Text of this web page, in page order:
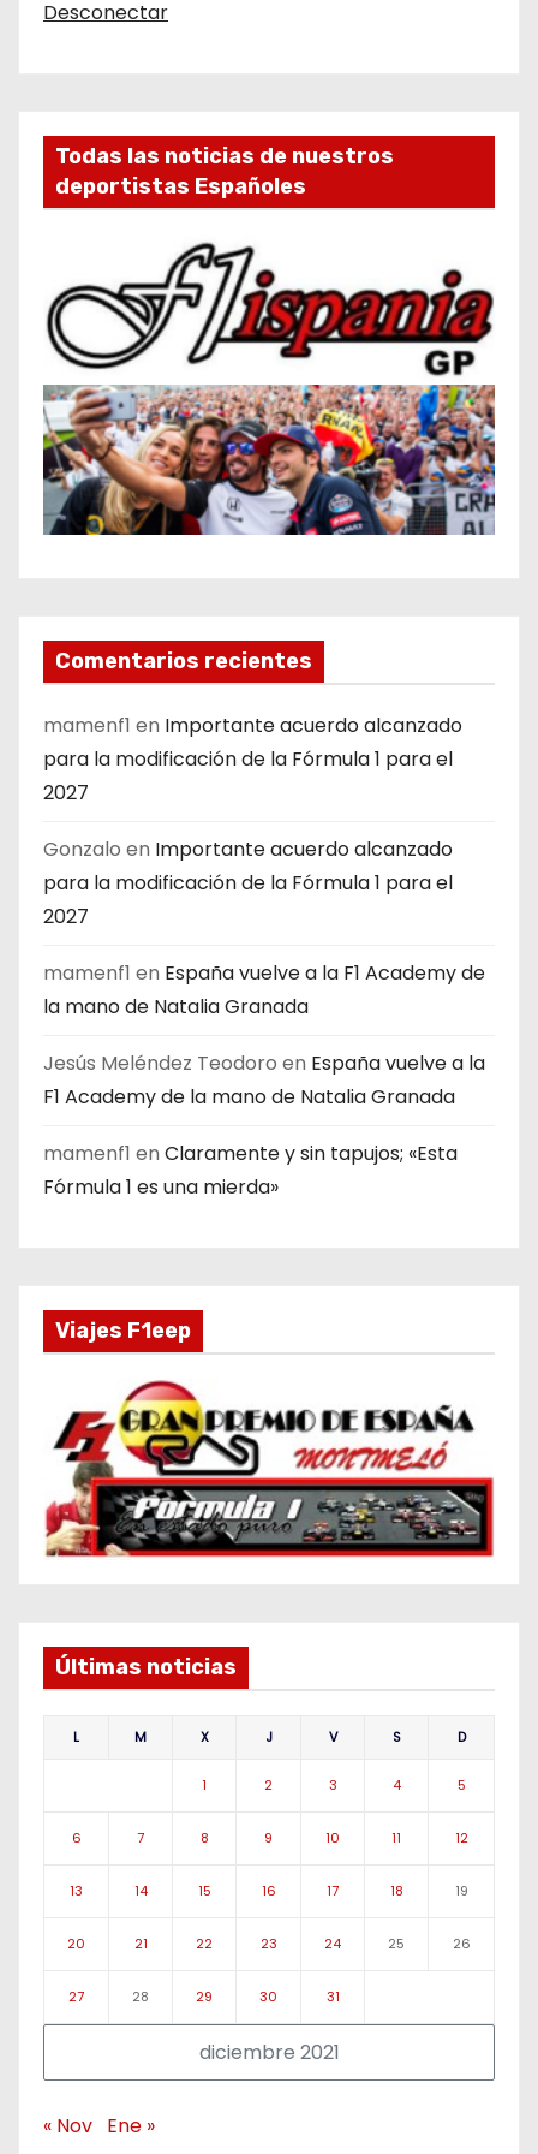
Desconectar
Todas las noticias de nuestros
deportistas Españoles
Comentarios recientes
mamenf1 en Importante acuerdo alcanzado
para la modificación de la Fórmula 1 para el
2027
Gonzalo en Importante acuerdo alcanzado
para la modificación de la Fórmula 1 para el
2027
mamenf1 en España vuelve a la F1 Academy de
la mano de Natalia Granada
Jesús Meléndez Teodoro en España vuelve a la
F1 Academy de la mano de Natalia Granada
mamenf1 en Claramente y sin tapujos; «Esta
Fórmula 1 es una mierda»
Viajes F1eep
Últimas noticias
diciembre 2021
L M X J V S D
1 2 3 4 5
6 7 8 9 10 11 12
13 14 15 16 17 18 19
20 21 22 23 24 25 26
27 28 29 30 31
« Nov Ene »